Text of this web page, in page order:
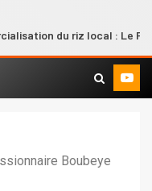
du riz local : Le Premier
Boubeye